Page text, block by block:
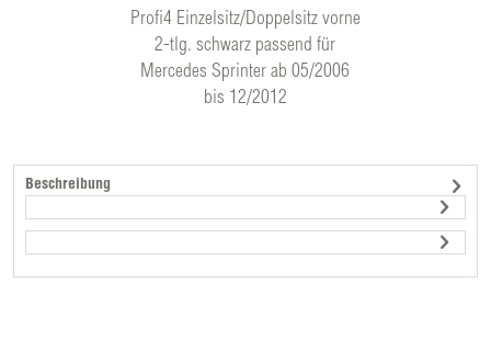
Profi4 Einzelsitz/Doppelsitz vorne
2-tlg. schwarz passend für
Mercedes Sprinter ab 05/2006
bis 12/2012
Beschreibung